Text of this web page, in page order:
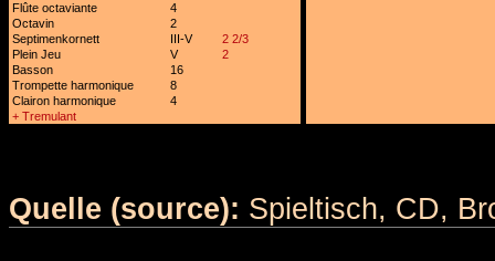
Flûte octaviante
4
Octavin
2
Septimenkornett
III-V
2 2/3
Plein Jeu
V
2
Basson
16
Trompette harmonique
8
Clairon harmonique
4
+ Tremulant
Quelle (source): Spieltisch, CD,